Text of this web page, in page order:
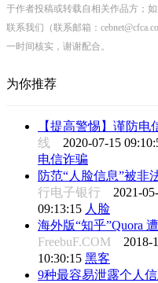
于作者投稿或转载自相关作品方；
联系我们（联系邮箱：
一时间核实，谢谢配合。
为你推荐
【提高警惕】谨防电
线 2020-07-15
电信诈骗
防范“人脸信息”被非
行电子银行 2021-
09:13:15 人脸
海外版“知乎”Quora
FreebuF.COM 2018-
10:30:15 黑客
9种最容易泄露个人